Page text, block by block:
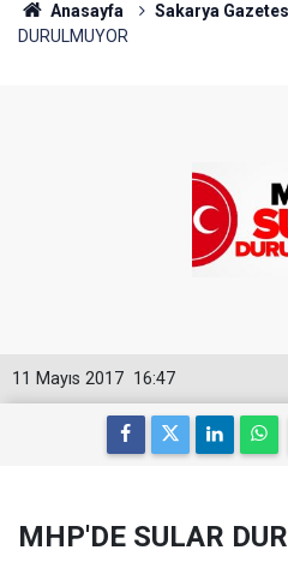
Anasayfa Sakarya
DURULMUYOR
16:47
11 Mayıs 2017
MHP'DE SULAR